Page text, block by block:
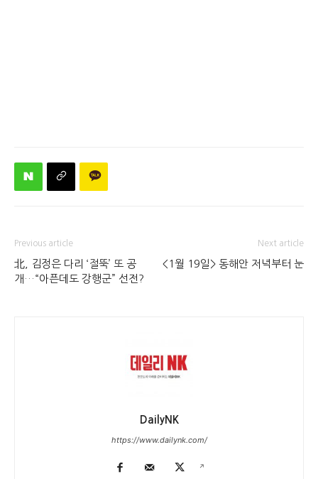
Previous article
北, 김정은 다리 ‘절뚝’ 또 공
개…“아픈데도 강행군” 선전?
Next article
<1월 19일> 동해안 저녁부터 눈
DailyNK
https://www.dailynk.com/